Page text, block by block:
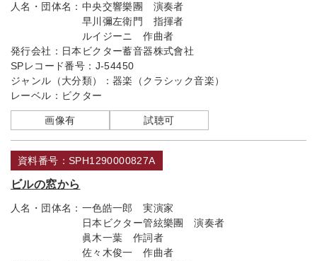
人名・団体名： 中央交響樂團 演奏者
早川彌左衛門 指揮者
ルイジーニ 作曲者
発行会社： 日本ビクター蓄音器株式會社
SPレコード番号： J-54450
ジャンル（大分類）： 器楽（クラシック音楽）
レーベル： ビクター
画像有 試聴可
資料番号：SPH1290000827A
ビルの窓から
人名・団体名： 一色皓一郎 実演家
日本ビクター管絃樂團 演奏者
眞木一葉 作詞者
佐々木俊一 作曲者